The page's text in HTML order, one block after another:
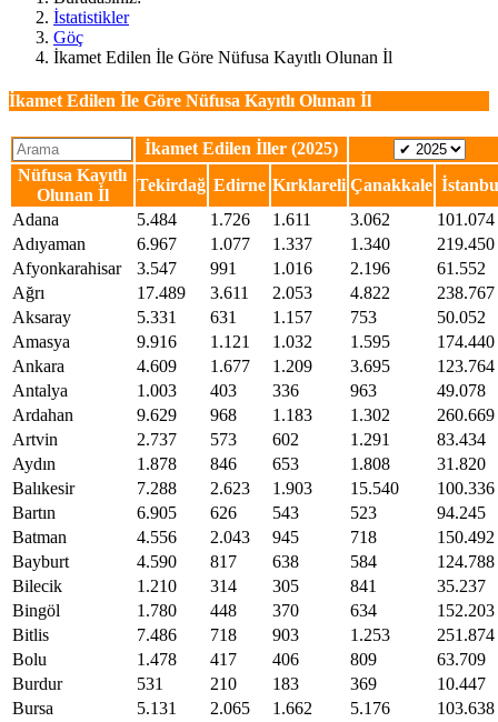
İstatistikler
Göç
İkamet Edilen İle Göre Nüfusa Kayıtlı Olunan İl
İkamet Edilen İle Göre Nüfusa Kayıtlı Olunan İl
İkamet Edilen İller (2025)
Nüfusa Kayıtlı
Olunan İl
Tekirdağ Edirne Kırklareli Çanakkale
Adana
5.484 1.726 1.611 3.062
101.074
Adıyaman
6.967 1.077 1.337 1.340
219.450
Afyonkarahisar
3.547 991 1.016 2.196
61.552
Ağrı
17.489 3.611 2.053 4.822
238.767
Aksaray
5.331 631 1.157 753
50.052
Amasya
9.916 1.121 1.032 1.595
174.440
Ankara
4.609 1.677 1.209 3.695
123.764
Antalya
1.003 403 336 963
49.078
Ardahan
9.629 968 1.183 1.302
260.669
Artvin
2.737 573 602 1.291
83.434
Aydın
1.878 846 653 1.808
31.820
Balıkesir
7.288 2.623 1.903 15.540
100.336
Bartın
6.905 626 543 523
94.245
Batman
4.556 2.043 945 718
150.492
Bayburt
4.590 817 638 584
124.788
Bilecik
1.210 314 305 841
35.237
Bingöl
1.780 448 370 634
152.203
Bitlis
7.486 718 903 1.253
251.874
Bolu
1.478 417 406 809
63.709
Burdur
531 210 183 369
10.447
Bursa
5.131 2.065 1.662 5.176
103.638